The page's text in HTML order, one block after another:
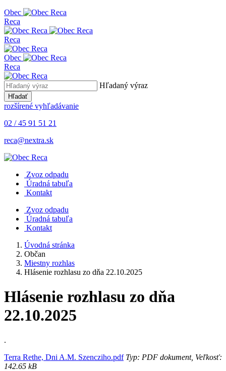
Obec
Reca
Reca
Obec
Reca
Hľadaný výraz
Hľadať
rozšírené vyhľadávanie
02 / 45 91 51 21
reca@nextra.sk
Zvoz odpadu
Úradná tabuľa
Kontakt
Zvoz odpadu
Úradná tabuľa
Kontakt
Úvodná stránka
Občan
Miestny rozhlas
Hlásenie rozhlasu zo dňa 22.10.2025
Hlásenie rozhlasu zo dňa
22.10.2025
.
Terra Rethe, Dni A.M. Szencziho.pdfTyp: PDF dokument, Veľkosť:
142.65 kB